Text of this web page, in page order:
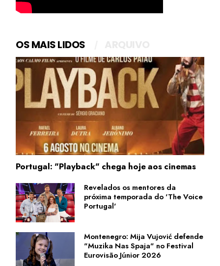
OS MAIS LIDOS
Portugal: "Playback" chega hoje aos cinemas
Revelados os mentores da
próxima temporada do 'The Voice
Portugal'
Montenegro: Mija Vujović defende
"Muzika Nas Spaja" no Festival
Eurovisão Júnior 2026